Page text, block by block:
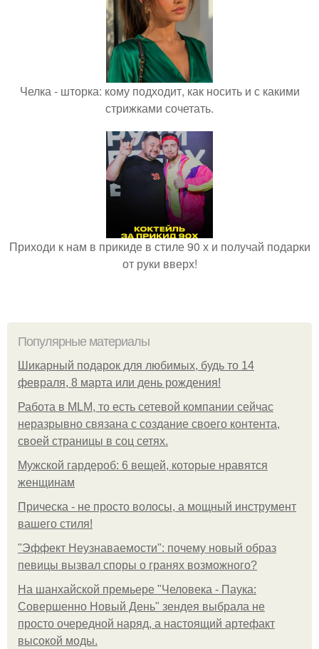
Челка - шторка: кому подходит, как носить и с какими
стрижками сочетать.
Приходи к нам в прикиде в стиле 90 х и получай подарки
от руки вверх!
Популярные материалы
Шикарный подарок для любимых, будь то 14
февраля, 8 марта или день рождения!
Работа в MLM, то есть сетевой компании сейчас
неразрывно связана с создание своего контента,
своей страницы в соц сетях.
Мужской гардероб: 6 вещей, которые нравятся
женщинам
Прическа - не просто волосы, а мощный инструмент
вашего стиля!
"Эффект Неузнаваемости": почему новый образ
певицы вызвал споры о гранях возможного?
На шанхайской премьере "Человека - Паука:
Совершенно Новый День" зендея выбрала не
просто очередной наряд, а настоящий артефакт
высокой моды.